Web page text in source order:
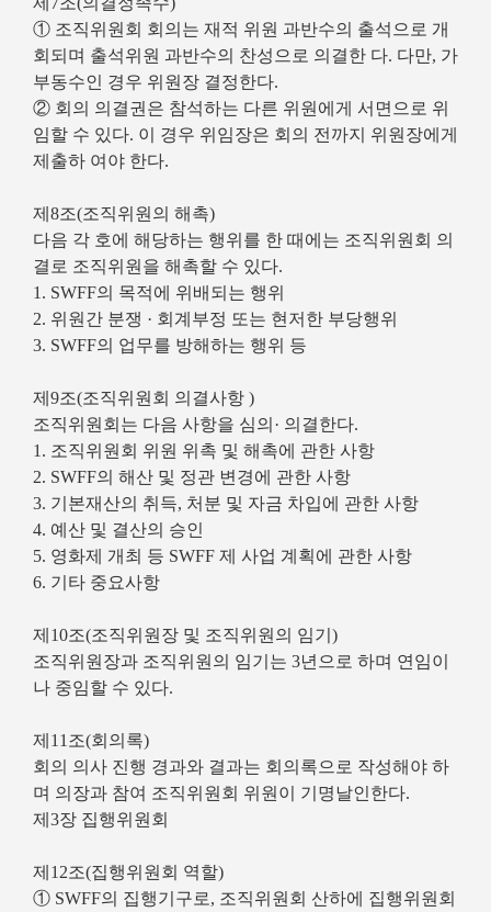
① 조직위원회 회의는 재적 위원 과반수의 출석으로 개
회되며 출석위원 과반수의 찬성으로 의결한 다. 다만, 가
부동수인 경우 위원장 결정한다.
② 회의 의결권은 참석하는 다른 위원에게 서면으로 위
임할 수 있다. 이 경우 위임장은 회의 전까지 위원장에게
제출하 여야 한다.
제8조(조직위원의 해촉)
다음 각 호에 해당하는 행위를 한 때에는 조직위원회 의
결로 조직위원을 해촉할 수 있다.
1. SWFF의 목적에 위배되는 행위
2. 위원간 분쟁 · 회계부정 또는 현저한 부당행위
3. SWFF의 업무를 방해하는 행위 등
제9조(조직위원회 의결사항 )
조직위원회는 다음 사항을 심의· 의결한다.
1. 조직위원회 위원 위촉 및 해촉에 관한 사항
2. SWFF의 해산 및 정관 변경에 관한 사항
3. 기본재산의 취득, 처분 및 자금 차입에 관한 사항
4. 예산 및 결산의 승인
5. 영화제 개최 등 SWFF 제 사업 계획에 관한 사항
6. 기타 중요사항
제10조(조직위원장 및 조직위원의 임기)
조직위원장과 조직위원의 임기는 3년으로 하며 연임이
나 중임할 수 있다.
제11조(회의록)
회의 의사 진행 경과와 결과는 회의록으로 작성해야 하
며 의장과 참여 조직위원회 위원이 기명날인한다.
제3장 집행위원회
제12조(집행위원회 역할)
① SWFF의 집행기구로, 조직위원회 산하에 집행위원회